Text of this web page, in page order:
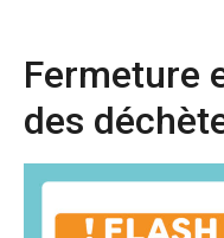
Fermeture
des